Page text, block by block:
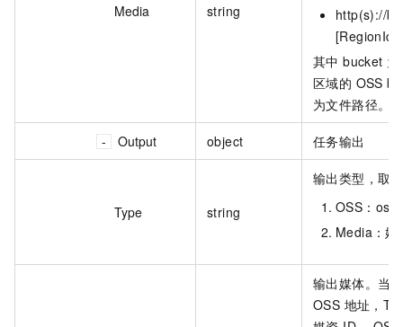
Media string
http(s)://
其中 bucket
区域的 OSS
为文件路径。
Output object 任务输出
Type string
输出类型，取
OSS：oss
Media：媒
输出媒体。当
OSS 地址，